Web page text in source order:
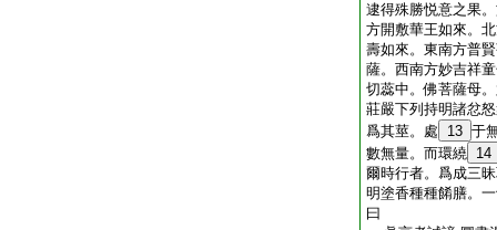
逮得殊勝悦意之果
方開敷華王如來。
壽如來。東南方普
薩。西南方妙吉祥
切蕊中。佛菩薩母
莊嚴下列持明諸忿
爲其莖。處
13 于
數無量。而環繞 14
爾時行者。爲成三
明塗香種種餚膳。
曰